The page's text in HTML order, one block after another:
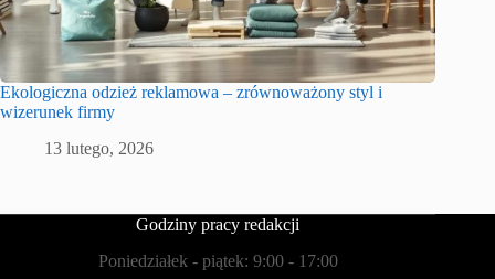
Ekologiczna odzież reklamowa – zrównoważony styl i
wizerunek firmy
13 lutego, 2026
Godziny pracy redakcji
Poniedziałek - piątek: 9:00 - 17:00